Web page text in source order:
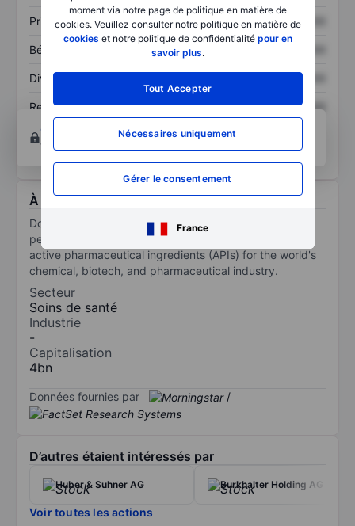
moment via notre page de politique en matière de
cookies. Veuillez consulter notre politique en matière de
cookies et notre politique de confidentialité pour en
savoir plus.
Tout Accepter
Nécessaires uniquement
Gérer le consentement
France
Prix / ventes XXXXXXX XXXXXXX
Bénéfice par action XXXXXXX
Dividende par action XXXXXXX
Rendement des
capitaux propres
XXXXXXX
XXXXXXX
Ouvrir un comptepour accéder à d’autres outils
techniques et d’analyses.
À propos Dottikon ES Holding AG
Dottikon ES Holding AG manufactures high-quality
performance chemicals, intermediates, and exclusive
active pharmaceutical ingredients (APIs) for the world's
chemical, biotech, and pharmaceutical industry.
Secteur
Soins de santé
Industrie
-
Capitalisation
4bn
Données fournies par /
D’autres étaient intéressés par
Huber & Suhner AG Burkhalter Holding AG
Voir toutes les actions